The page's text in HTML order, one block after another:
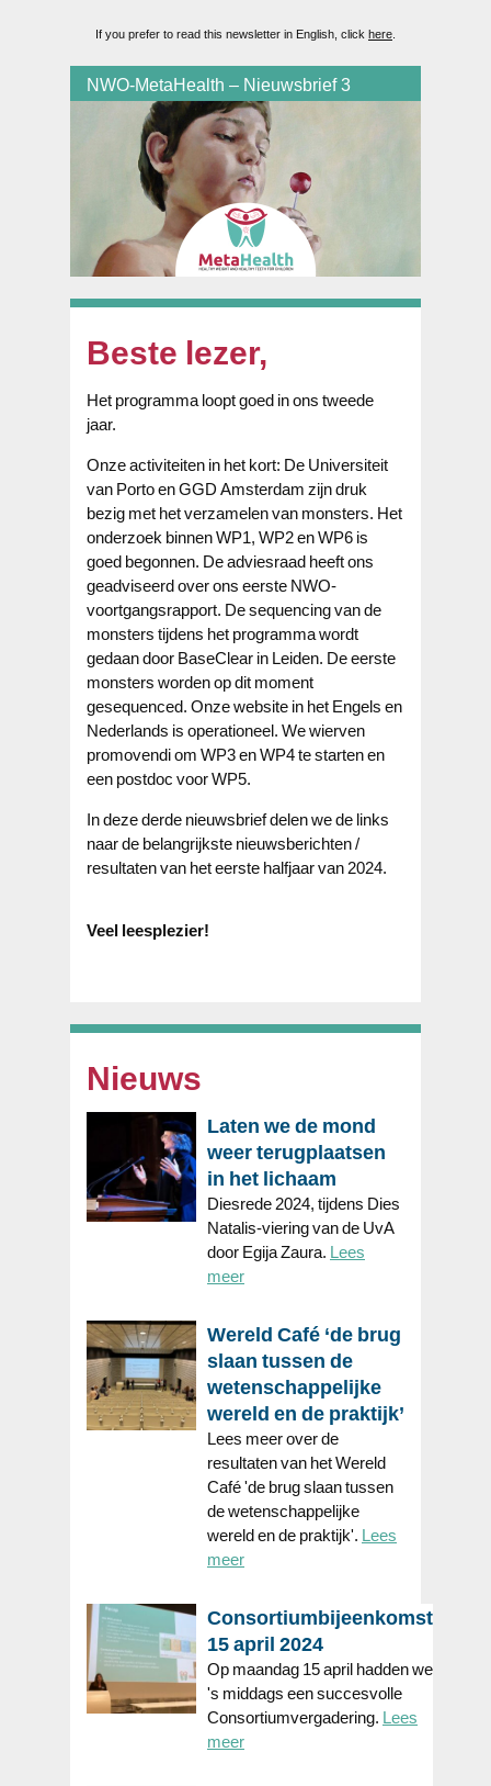
If you prefer to read this newsletter in English, click here
NWO-MetaHealth – Nieuwsbrief 3
Beste lezer,
Het programma loopt goed in ons tweede
jaar.
Onze activiteiten in het kort: De Universiteit
van Porto en GGD Amsterdam zijn druk
bezig met het verzamelen van monsters. Het
onderzoek binnen WP1, WP2 en WP6 is
goed begonnen. De adviesraad heeft ons
geadviseerd over ons eerste NWO-
voortgangsrapport. De sequencing van de
monsters tijdens het programma wordt
gedaan door BaseClear in Leiden. De eerste
monsters worden op dit moment
gesequenced. Onze website in het Engels en
Nederlands is operationeel. We wierven
promovendi om WP3 en WP4 te starten en
een postdoc voor WP5.
In deze derde nieuwsbrief delen we de links
naar de belangrijkste nieuwsberichten /
resultaten van het eerste halfjaar van 2024.
Veel leesplezier!
Nieuws
Laten we de mond
weer terugplaatsen
in het lichaam
Diesrede 2024, tijdens Dies
Natalis-viering van de UvA
door Egija Zaura. Lees
meer
Wereld Café ‘de brug
slaan tussen de
wetenschappelijke
wereld en de praktijk’
Lees meer over de
resultaten van het Wereld
Café 'de brug slaan tussen
de wetenschappelijke
wereld en de praktijk'. Lees
meer
Consortiumbijeenkomst
15 april 2024
Op maandag 15 april hadden we
's middags een succesvolle
Consortiumvergadering. Lees
meer